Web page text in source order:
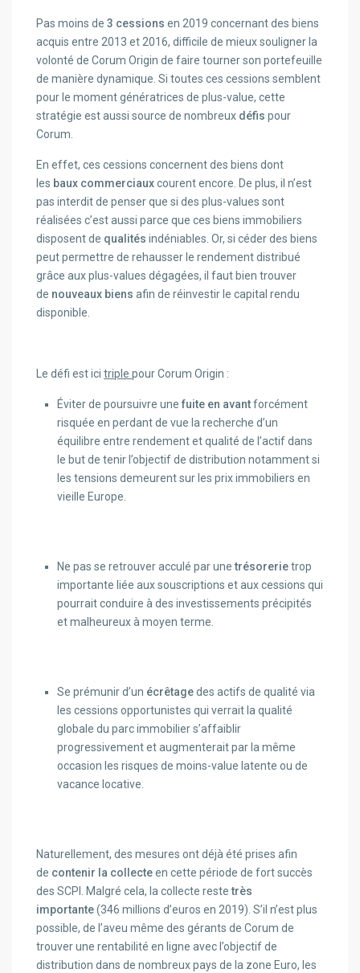
Pas moins de3 cessions en 2019 concernant des biens
acquis entre 2013 et 2016, difficile de mieux souligner la
volonté de Corum Origin de faire tourner son portefeuille
de manière dynamique. Si toutes ces cessions semblent
pour le moment génératrices de plus-value, cette
stratégie est aussi source de nombreux défispour
Corum.
En effet, ces cessions concernent des biens dont
les baux commerciauxcourent encore. De plus, il n’est
pas interdit de penser que si des plus-values sont
réalisées c’est aussi parce que ces biens immobiliers
disposent de qualitésindéniables. Or, si céder des biens
peut permettre de rehausser le rendement distribué
grâce aux plus-values dégagées, il faut bien trouver
de nouveaux biens afin de réinvestir le capital rendu
disponible.
Le défi est icitriplepour Corum Origin :
Éviter de poursuivre unefuite en avantforcément
risquée en perdant de vue la recherche d’un
équilibre entre rendement et qualité de l’actif dans
le but de tenir l’objectif de distribution notamment si
les tensions demeurent sur les prix immobiliers en
vieille Europe.
Ne pas se retrouver acculé par unetrésorerietrop
importante liée aux souscriptions et aux cessions qui
pourrait conduire à des investissements précipités
et malheureux à moyen terme.
Se prémunir d’un écrêtagedes actifs de qualité via
les cessions opportunistes qui verrait la qualité
globale du parc immobilier s’affaiblir
progressivement et augmenterait par la même
occasion les risques de moins-value latente ou de
vacance locative.
Naturellement, des mesures ont déjà été prises afin
de contenir la collecteen cette période de fort succès
des SCPI. Malgré cela, la collecte restetrès
importante(346 millions d’euros en 2019). S’il n’est plus
possible, de l’aveu même des gérants de Corum de
trouver une rentabilité en ligne avec l’objectif de
distribution dans de nombreux pays de la zone Euro, les